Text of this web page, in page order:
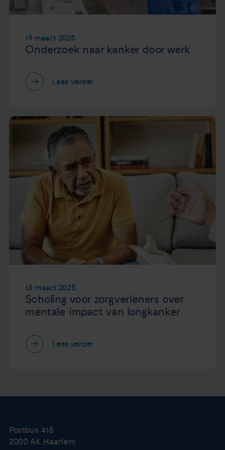
19 maart 2025
Onderzoek naar kanker door werk
Lees verder
18 maart 2025
Scholing voor zorgverleners over
mentale impact van longkanker
Lees verder
Postbus 418
2000 AK Haarlem